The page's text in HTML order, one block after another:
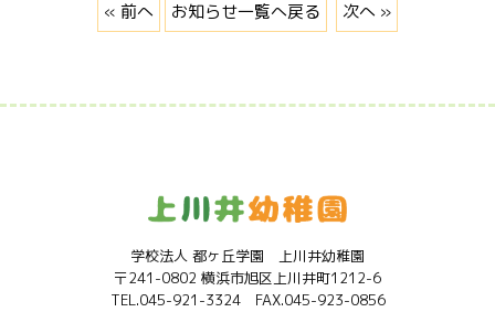
« 前へ お知らせ一覧へ戻る 次へ »
学校法人 都ヶ丘学園 上川井幼稚園
〒241-0802 横浜市旭区上川井町1212-6
TEL.045-921-3324 FAX.045-923-0856